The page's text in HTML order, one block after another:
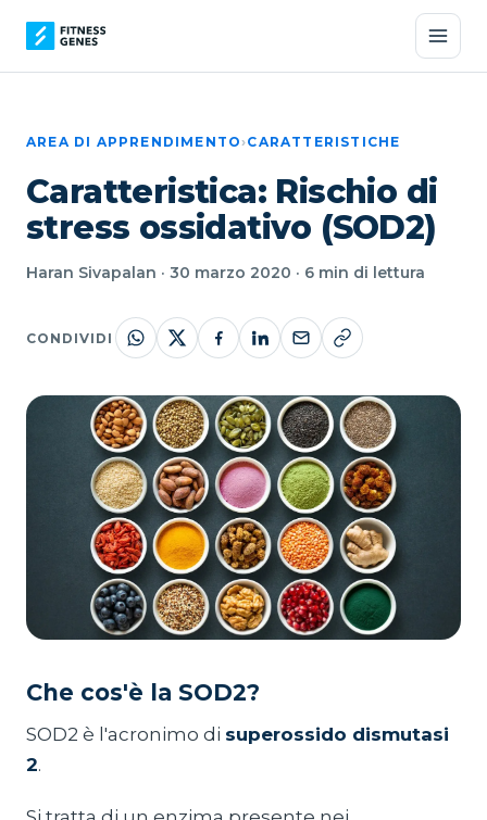
AREA DI APPRENDIMENTO›CARATTERISTICHE
Caratteristica: Rischio di
stress ossidativo (SOD2)
Haran Sivapalan · 30 marzo 2020 · 6 min di lettura
CONDIVIDI
Che cos'è la SOD2?
SOD2 è l'acronimo di superossido dismutasi
2.